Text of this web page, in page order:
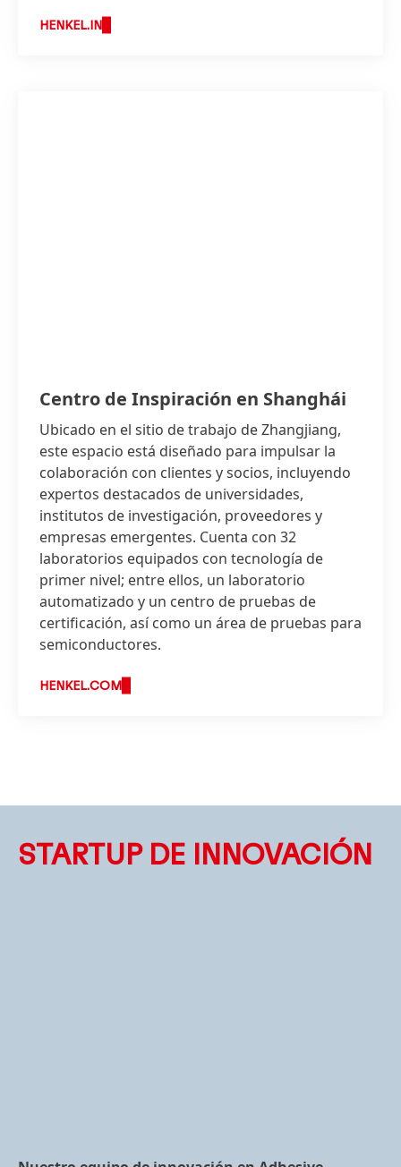
HENKEL.IN
Centro de Inspiración en Shanghái
Ubicado en el sitio de trabajo de Zhangjiang,
este espacio está diseñado para impulsar la
colaboración con clientes y socios, incluyendo
expertos destacados de universidades,
institutos de investigación, proveedores y
empresas emergentes. Cuenta con 32
laboratorios equipados con tecnología de
primer nivel; entre ellos, un laboratorio
automatizado y un centro de pruebas de
certificación, así como un área de pruebas para
semiconductores.
HENKEL.COM
STARTUP DE INNOVACIÓN